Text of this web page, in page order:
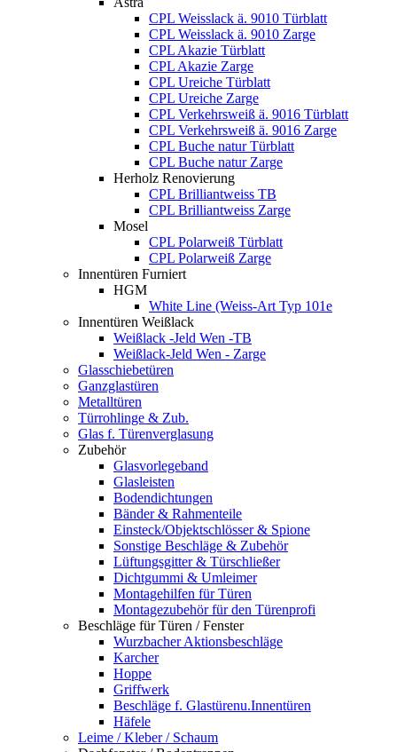
CPL Weisslack ä. 9010 Türblatt
CPL Weisslack ä. 9010 Zarge
CPL Akazie Türblatt
CPL Akazie Zarge
CPL Ureiche Türblatt
CPL Ureiche Zarge
CPL Verkehrsweiß ä. 9016 Türblatt
CPL Verkehrsweiß ä. 9016 Zarge
CPL Buche natur Türblatt
CPL Buche natur Zarge
Herholz Renovierung
CPL Brilliantweiss TB
CPL Brilliantweiss Zarge
Mosel
CPL Polarweiß Türblatt
CPL Polarweiß Zarge
Innentüren Furniert
HGM
White Line (Weiss-Art Typ 101e
Innentüren Weißlack
Weißlack -Jeld Wen -TB
Weißlack-Jeld Wen - Zarge
Glasschiebetüren
Ganzglastüren
Metalltüren
Türrohlinge & Zub.
Glas f. Türenverglasung
Zubehör
Glasvorlegeband
Glasleisten
Bodendichtungen
Bänder & Rahmenteile
Einsteck/Objektschlösser & Spione
Sonstige Beschläge & Zubehör
Lüftungsgitter & Türschließer
Dichtgummi & Umleimer
Montagehilfen für Türen
Montagezubehör für den Türenprofi
Beschläge für Türen / Fenster
Wurzbacher Aktionsbeschläge
Karcher
Hoppe
Griffwerk
Beschläge f. Glastürenu.Innentüren
Häfele
Leime / Kleber / Schaum